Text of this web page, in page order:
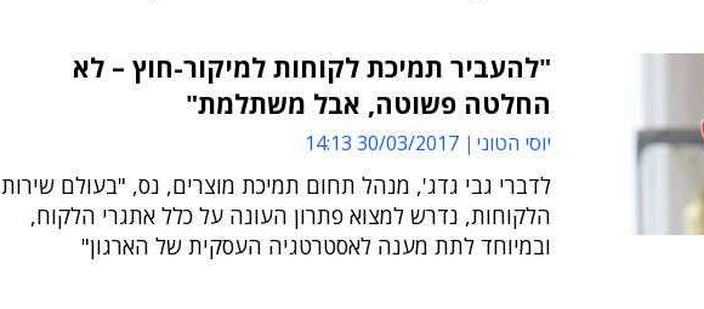
"להעביר תמיכת לקוחות למיקור-חוץ – לא
החלטה פשוטה, אבל משתלמת"
יוסי הטוני 30/03/2017 14:13
לדברי גבי גדג', מנהל תחום תמיכת מוצרים, נס, "בעולם שירות
הלקוחות, נדרש למצוא פתרון העונה על כלל אתגרי הלקוח,
ובמיוחד לתת מענה לאסטרטגיה העסקית של הארגון"